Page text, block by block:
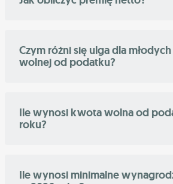
Czym różni się ulga dla
wolnej od podatku?
Ile wynosi kwota wolna od
roku?
Ile wynosi minimalne